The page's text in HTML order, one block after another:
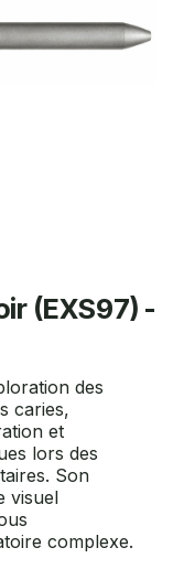
(EXS97) -
des
caries,
et
lors des
Son
visuel
complexe.